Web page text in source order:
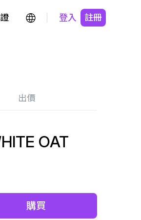
登入 註冊
出價
OAT
購買